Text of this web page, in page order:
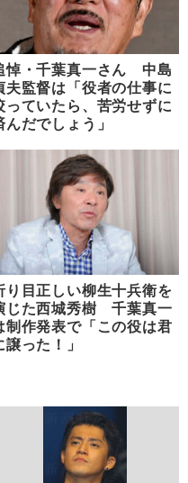
悼・千葉真一さん 中島
夫監督は「役者の仕事に
っていたら、苦労せずに
んだでしょう」
り目正しい柳生十兵衛を
じた西城秀樹 千葉真一
制作発表で「この役は君
譲った！」